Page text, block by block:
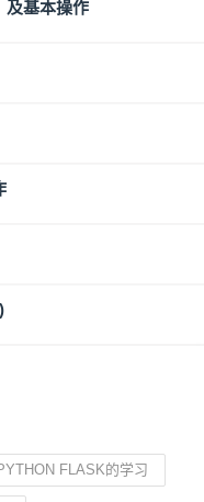
及基本操作
FLASK的学习